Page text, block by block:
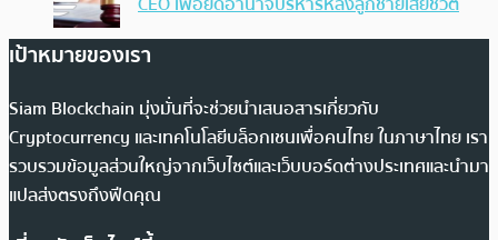
เป้าหมายของเรา
Siam Blockchain มุ่งมั่นที่จะช่วยนำเสนอสารเกี่ยวกับ
Cryptocurrency และเทคโนโลยีบล็อกเชนเพื่อคนไทย ในภาษาไทย เรา
รวบรวมข้อมูลส่วนใหญ่จากเว็บไซต์และเว็บบอร์ดต่างประเทศและนำมา
แปลส่งตรงถึงฟีดคุณ